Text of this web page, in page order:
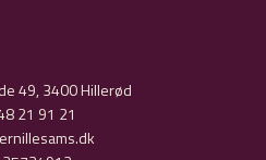
49, 3400 Hillerød
21 91 21